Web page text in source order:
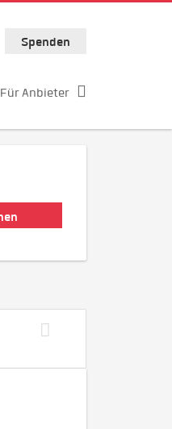
Spenden
Für Anbieter